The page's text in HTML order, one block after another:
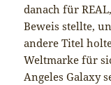
danach für
Beweis stellte,
andere Titel
Weltmarke für
Angeles Galaxy